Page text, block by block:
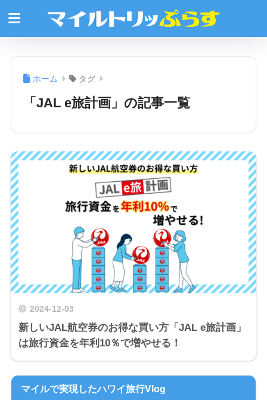
ホーム タグ
「JAL e旅計画」の記事一覧
2024-12-03
新しいJAL航空券のお得な買い方「JAL e旅計画」
は旅行資金を年利10％で増やせる！
マイルで実現したハワイ旅行Vlog